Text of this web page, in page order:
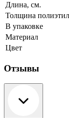
Длина, см.
Толщина
В упаковке
Материал
Цвет
Отзывы